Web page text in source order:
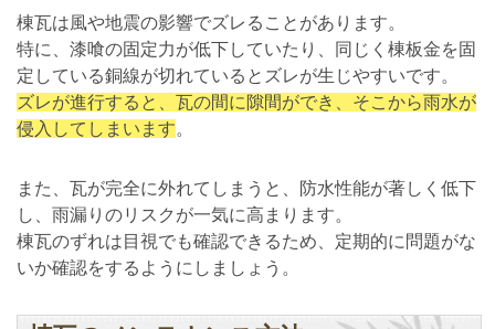
棟瓦は風や地震の影響でズレることがあります。
特に、漆喰の固定力が低下していたり、同じく棟板金を固
定している銅線が切れているとズレが生じやすいです。
ズレが進行すると、瓦の間に隙間ができ、そこから雨水が
侵入してしまいます。
また、瓦が完全に外れてしまうと、防水性能が著しく低下
し、雨漏りのリスクが一気に高まります。
棟瓦のずれは目視でも確認できるため、定期的に問題がな
いか確認をするようにしましょう。